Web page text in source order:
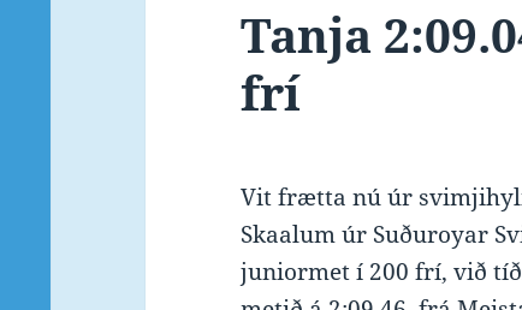
Tanja
frí
Vit frætta nú úr
Skaalum úr Suðuroyar
juniormet í 200 frí, við